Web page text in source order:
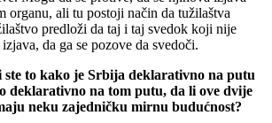
organu, ali tu postoji način da tužilaštva
predloži da taj i taj svedok koji nije
izjava, da ga se pozove da svedoči.
ste to kako je Srbija deklarativno na putu
deklarativno na tom putu, da li ove dvije
neku zajedničku mirnu budućnost?